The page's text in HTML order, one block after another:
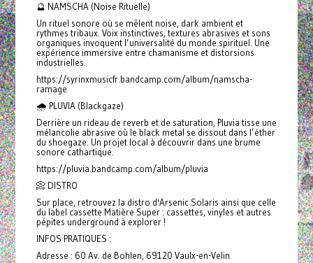
🔮 NAMSCHA (Noise Rituelle)
Un rituel sonore où se mêlent noise, dark ambient et
rythmes tribaux. Voix instinctives, textures abrasives et sons
organiques invoquent l’universalité du monde spirituel. Une
expérience immersive entre chamanisme et distorsions
industrielles.
https://syrinxmusicfr.bandcamp.com/album/namscha-
ramage
🌧️ PLUVIA (Blackgaze)
Derrière un rideau de reverb et de saturation, Pluvia tisse une
mélancolie abrasive où le black metal se dissout dans l’éther
du shoegaze. Un projet local à découvrir dans une brume
sonore cathartique.
https://pluvia.bandcamp.com/album/pluvia
📀 DISTRO
Sur place, retrouvez la distro d'Arsenic Solaris ainsi que celle
du label cassette Matière Super : cassettes, vinyles et autres
pépites underground à explorer !
INFOS PRATIQUES :
Adresse : 60 Av. de Bohlen, 69120 Vaulx-en-Velin